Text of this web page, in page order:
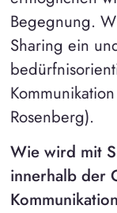
Begegnung.
Sharing ein
Rosenberg).
Wie wird mit
innerhalb der